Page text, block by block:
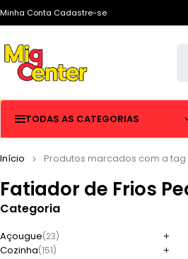
Minha Conta Cadastre-se
TODAS AS CATEGORIAS
Fatiador de Frios
Início Produtos marcados com a tag
Categoria
Açougue(23)
Cozinha(151)